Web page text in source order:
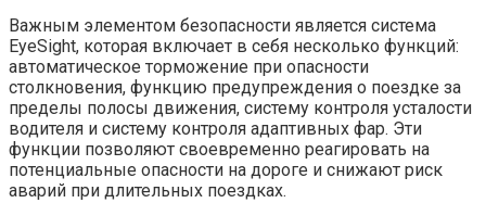
Важным элементом безопасности является система
EyeSight, которая включает в себя несколько функций:
автоматическое торможение при опасности
столкновения, функцию предупреждения о поездке за
пределы полосы движения, систему контроля усталости
водителя и систему контроля адаптивных фар. Эти
функции позволяют своевременно реагировать на
потенциальные опасности на дороге и снижают риск
аварий при длительных поездках.